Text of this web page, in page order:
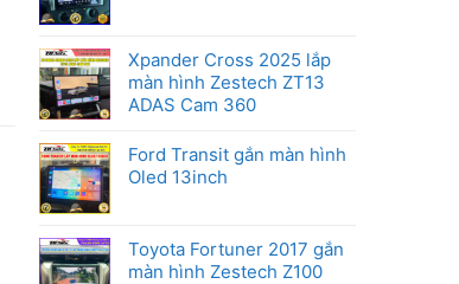
Xpander Cross 2025 lắp
màn hình Zestech ZT13
ADAS Cam 360
Ford Transit gắn màn hình
Oled 13inch
Toyota Fortuner 2017 gắn
màn hình Zestech Z100